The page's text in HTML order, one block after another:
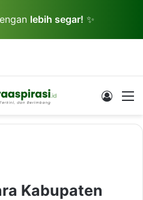
lebih segar! ✨
Log In
Kabupaten